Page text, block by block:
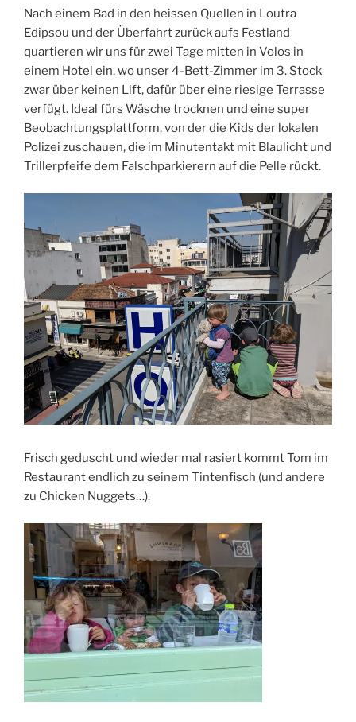
Nach einem Bad in den heissen Quellen in Loutra
Edipsou und der Überfahrt zurück aufs Festland
quartieren wir uns für zwei Tage mitten in Volos in
einem Hotel ein, wo unser 4-Bett-Zimmer im 3. Stock
zwar über keinen Lift, dafür über eine riesige Terrasse
verfügt. Ideal fürs Wäsche trocknen und eine super
Beobachtungsplattform, von der die Kids der lokalen
Polizei zuschauen, die im Minutentakt mit Blaulicht und
Trillerpfeife dem Falschparkierern auf die Pelle rückt.
Frisch geduscht und wieder mal rasiert kommt Tom im
Restaurant endlich zu seinem Tintenfisch (und andere
zu Chicken Nuggets…).